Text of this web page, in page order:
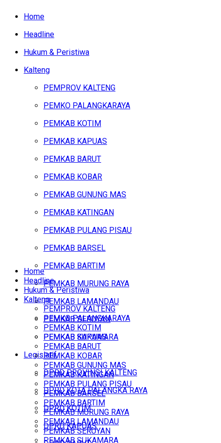
Home
Headline
Hukum & Peristiwa
Kalteng
PEMPROV KALTENG
PEMKO PALANGKARAYA
PEMKAB KOTIM
PEMKAB KAPUAS
PEMKAB BARUT
PEMKAB KOBAR
PEMKAB GUNUNG MAS
PEMKAB KATINGAN
PEMKAB PULANG PISAU
PEMKAB BARSEL
PEMKAB BARTIM
PEMKAB MURUNG RAYA
PEMKAB LAMANDAU
PEMKAB SERUYAN
PEMKAB SUKAMARA
Legislatif
DPRD PROVINSI KALTENG
DPRD KOTA PALANGKA RAYA
DPRD KOTIM
DPRD KAPUAS
Home
Headline
Hukum & Peristiwa
Kalteng
PEMPROV KALTENG
PEMKO PALANGKARAYA
PEMKAB KOTIM
PEMKAB KAPUAS
PEMKAB BARUT
PEMKAB KOBAR
PEMKAB GUNUNG MAS
PEMKAB KATINGAN
PEMKAB PULANG PISAU
PEMKAB BARSEL
PEMKAB BARTIM
PEMKAB MURUNG RAYA
PEMKAB LAMANDAU
PEMKAB SERUYAN
PEMKAB SUKAMARA